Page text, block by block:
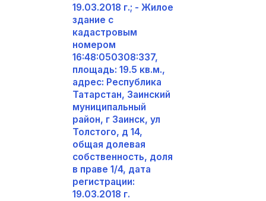
19.03.2018 г.; - Жилое
здание с
кадастровым
номером
16:48:050308:337,
площадь: 19.5 кв.м.,
адрес: Республика
Татарстан, Заинский
муниципальный
район, г Заинск, ул
Толстого, д 14,
общая долевая
собственность, доля
в праве 1/4, дата
регистрации:
19.03.2018 г.